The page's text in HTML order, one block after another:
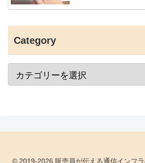
Category
© 2019-2026 販売員が伝える通信インフラ